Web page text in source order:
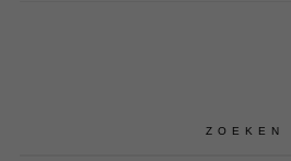
ZOEKEN